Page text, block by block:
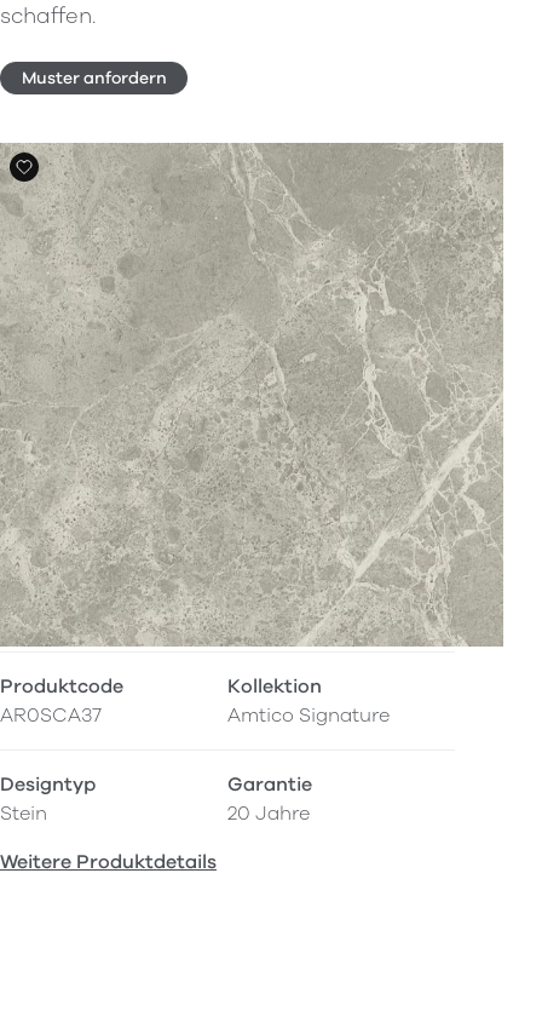
schaffen.
Muster anfordern
Produktcode
AR0SCA37
Kollektion
Amtico Signature
Designtyp
Stein
Garantie
20 Jahre
Weitere Produktdetails